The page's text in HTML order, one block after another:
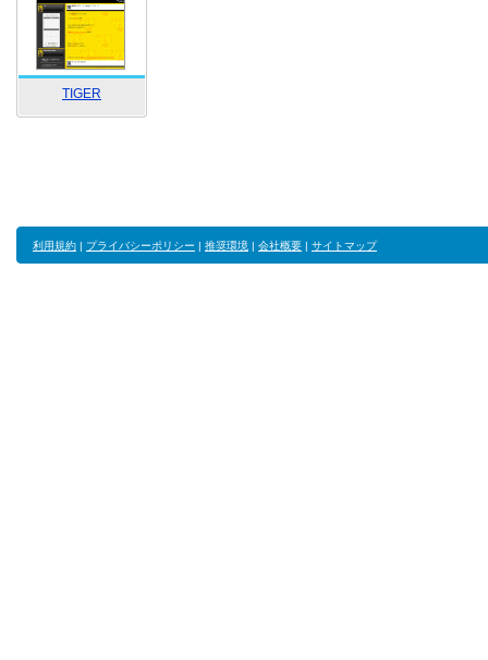
TIGER
利用規約 | プライバシーポリシー | 推奨環境 | 会社概要 | サイトマップ